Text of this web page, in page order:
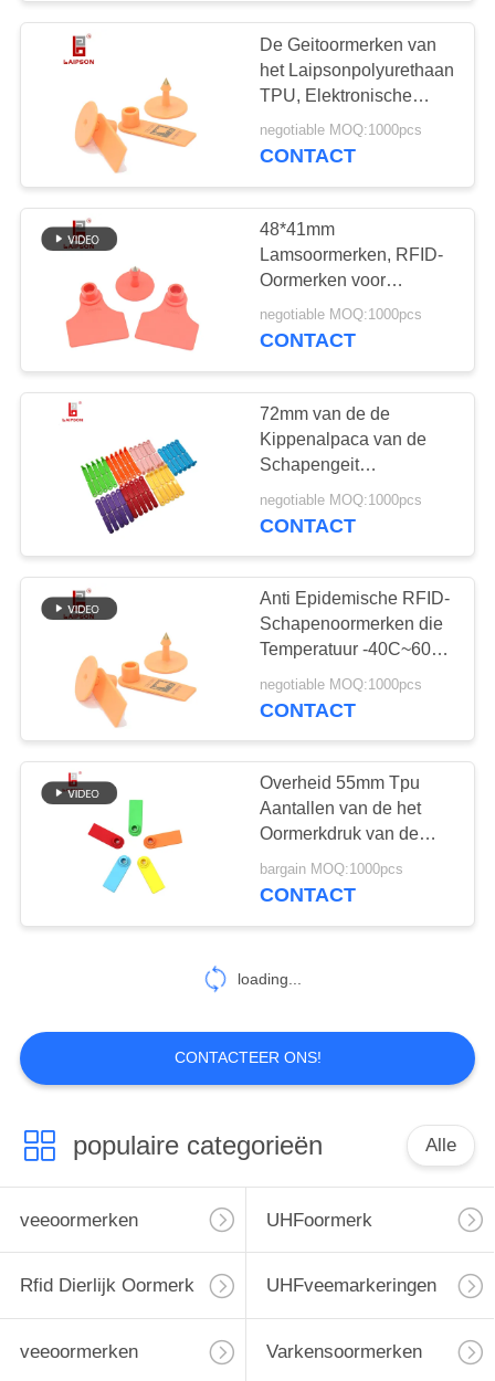
veeoormerken
Varkensoormerken
124
schapenoormerken
Z
Markeringsoormerken
knoopoormerken
38
dierlijke
identiteitskaart-
microchip
41
De Geitoormerken van
het Laipsonpolyurethaan
TPU, Elektronische
Oormerken voor
Schapen
negotiable MOQ:1000pcs
CONTACT
48*41mm
Lamsoormerken, RFID-
Oormerken voor
Schapenweerstand Op
hoge temperatuur
negotiable MOQ:1000pcs
CONTACT
72mm van de de
Kippenalpaca van de
Schapengeit
Elektronisch de
Markeringsgebruik van
negotiable MOQ:1000pcs
CONTACT
Anti Epidemische RFID-
Schapenoormerken die
Temperatuur -40C~60C
52*17mm werken
negotiable MOQ:1000pcs
CONTACT
Overheid 55mm Tpu
Aantallen van de het
Oormerkdruk van de
Twee Stukken de
Schapengeit voor
bargain MOQ:1000pcs
CONTACT
loading...
CONTACTEER ONS!
populaire categorieën Alle
veeoormerken UHFoormerk
Rfid Dierlijk Oormerk UHFveemarkeringen
veeoormerken Varkensoormerken